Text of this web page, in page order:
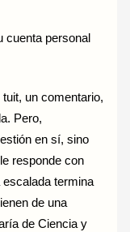
cuenta personal
un comentario,
Pero,
en sí, sino
responde con
escalada termina
de una
de Ciencia y